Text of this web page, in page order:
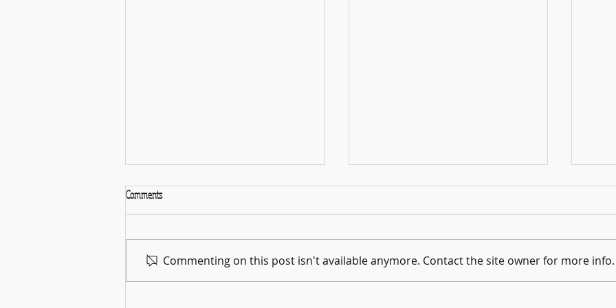
La Gran Noche del Cine
¡Llegó
Comments
Commenting on this post isn't available anymore. Contact the site owner for more info.